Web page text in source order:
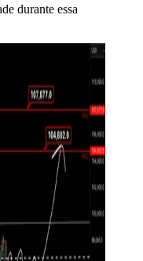
durante essa